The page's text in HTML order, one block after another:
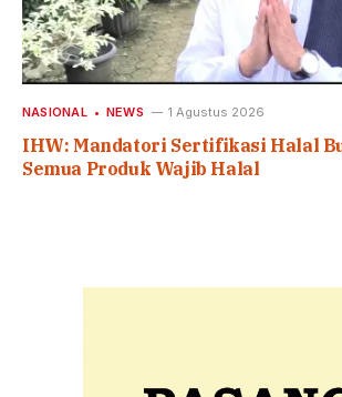
NASIONAL NEWS 1 Agustus 2026
IHW: Mandatori Sertifikasi Halal
Semua Produk Wajib Halal